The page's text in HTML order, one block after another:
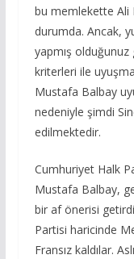
bu memlekette Ali
durumda. Ancak,
yapmış
kriterleri ile
Mustafa Balbay
nedeniyle şimdi
edilmektedir.
Cumhuriyet Halk
Mustafa Balbay,
bir af önerisi
Partisi haricinde
Fransız kaldılar.